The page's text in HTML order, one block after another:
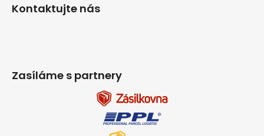
Kontaktujte nás
Zasíláme s partnery